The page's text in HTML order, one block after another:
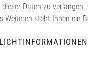
Daten zu
Weiteren steht Ihnen